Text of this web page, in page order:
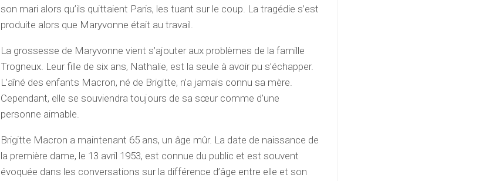
son mari alors qu’ils quittaient Paris, les tuant sur le coup. La tragédie s’est
produite alors que Maryvonne était au travail.
La grossesse de Maryvonne vient s’ajouter aux problèmes de la famille
Trogneux. Leur fille de six ans, Nathalie, est la seule à avoir pu s’échapper.
L’aîné des enfants Macron, né de Brigitte, n’a jamais connu sa mère.
Cependant, elle se souviendra toujours de sa sœur comme d’une
personne aimable.
Brigitte Macron a maintenant 65 ans, un âge mûr. La date de naissance de
la première dame, le 13 avril 1953, est connue du public et est souvent
évoquée dans les conversations sur la différence d’âge entre elle et son